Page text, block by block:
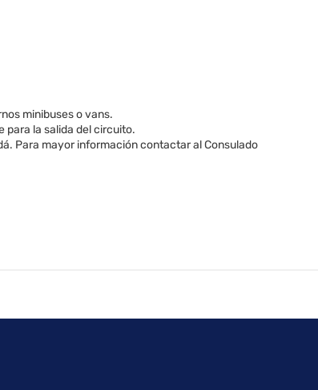
minibuses o vans.
para la salida del circuito.
Para mayor información contactar al Consulado